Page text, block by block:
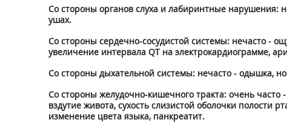
Со стороны органов слуха и лабиринтные нарушения:
ушах.
Со стороны сердечно-сосудистой системы: нечасто -
увеличение интервала QT на электрокардиограмме,
Со стороны дыхательной системы: нечасто - одышка,
Со стороны желудочно-кишечного тракта: очень часто
вздутие живота, сухость слизистой оболочки
изменение цвета языка, панкреатит.